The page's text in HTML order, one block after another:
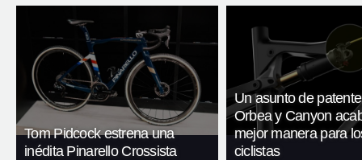
Tom Pidcock estrena una
inédita Pinarello Crossista
Un asunto de
Orbea y Canyon
mejor manera para
ciclistas